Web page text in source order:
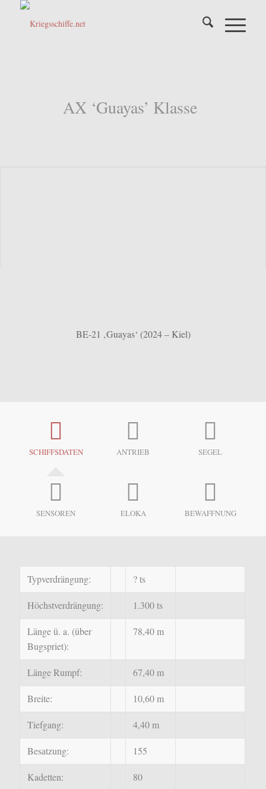
AX ‘Guayas’ Klasse
BE-21 ‚Guayas‘ (2024 – Kiel)
SCHIFFSDATEN ANTRIEB SEGEL
SENSOREN ELOKA BEWAFFNUNG
Typverdrängung: ? ts
Höchstverdrängung: 1.300 ts
Länge ü. a. (über
Bugspriet):
78,40 m
Länge Rumpf: 67,40 m
Breite: 10,60 m
Tiefgang: 4,40 m
Besatzung: 155
Kadetten: 80